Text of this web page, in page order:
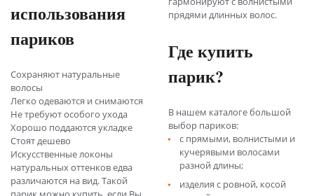
использования
париков
Сохраняют натуральные
волосы
Легко одеваются и снимаются
Не требуют особого ухода
Хорошо поддаются укладке
Стоят дешево
Искусственные локоны
натуральных оттенков едва
различаются на вид. Такой
прядями длинных волос.
Где купить
парик?
В нашем каталоге большой
выбор париков:
с прямыми, волнистыми и
кучерявыми волосами
разной длины;
изделия с ровной, косой